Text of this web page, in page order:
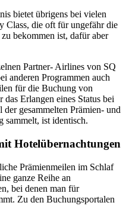
bietet übrigens bei vielen
Class, die oft für ungefähr die
bekommen ist, dafür aber
Partner- Airlines von SQ
anderen Programmen auch
für die Buchung von
Erlangen eines Status bei
gesammelten Prämien- und
ist identisch.
Hotelübernachtungen
Prämienmeilen im Schlaf
ganze Reihe an
bei denen man für
Zu den Buchungsportalen